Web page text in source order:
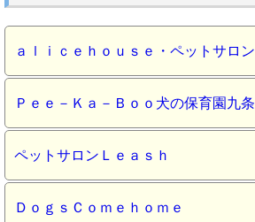
ａｌｉｃｅｈｏｕｓｅ・ペットサロン
Ｐｅｅ－Ｋａ－Ｂｏｏ犬の保育園九条
ペットサロンＬｅａｓｈ
ＤｏｇｓＣｏｍｅｈｏｍｅ